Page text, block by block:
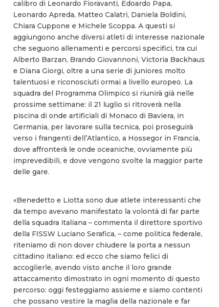
calibro di Leonardo Fioravanti, Edoardo Papa,
Leonardo Apreda, Matteo Calatri, Daniela Boldini,
Chiara Cuppone e Michele Scoppa. A questi si
aggiungono anche diversi atleti di interesse nazionale
che seguono allenamenti e percorsi specifici, tra cui
Alberto Barzan, Brando Giovannoni, Victoria Backhaus
e Diana Giorgi, oltre a una serie di juniores molto
talentuosi e riconosciuti ormai a livello europeo. La
squadra del Programma Olimpico si riunirà già nelle
prossime settimane: il 21 luglio si ritroverà nella
piscina di onde artificiali di Monaco di Baviera, in
Germania, per lavorare sulla tecnica, poi proseguirà
verso i frangenti dell’Atlantico, a Hossegor in Francia,
dove affronterà le onde oceaniche, ovviamente più
imprevedibili, e dove vengono svolte la maggior parte
delle gare.
«Benedetto e Liotta sono due atlete interessanti che
da tempo avevano manifestato la volontà di far parte
della squadra italiana – commenta il direttore sportivo
della FISSW Luciano Serafica, – come politica federale,
riteniamo di non dover chiudere la porta a nessun
cittadino italiano: ed ecco che siamo felici di
accoglierle, avendo visto anche il loro grande
attaccamento dimostrato in ogni momento di questo
percorso: oggi festeggiamo assieme e siamo contenti
che possano vestire la maglia della nazionale e far